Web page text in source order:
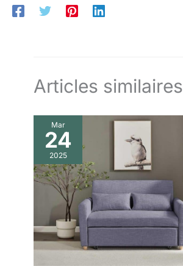
parfait pour travail ou repos.
Articles similaires
Mar
24
2025